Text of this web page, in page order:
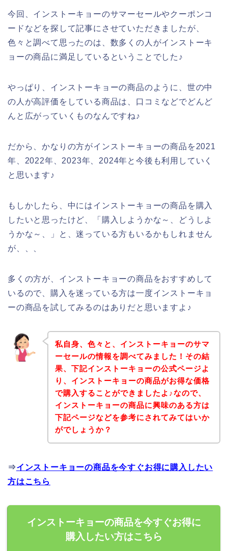
今回、インストーキョーのサマーセールやクーポンコ
ードなどを探して記事にさせていただきましたが、
色々と調べて思ったのは、数多くの人がインストーキ
ョーの商品に満足しているということでした♪
やっぱり、インストーキョーの商品のように、世の中
の人が高評価をしている商品は、口コミなどでどんど
んと広がっていくものなんですね♪
だから、かなりの方がインストーキョーの商品を2021
年、2022年、2023年、2024年と今後も利用していく
と思います♪
もしかしたら、中にはインストーキョーの商品を購入
したいと思ったけど、「購入しようかな～、どうしよ
うかな～、」と、迷っている方もいるかもしれません
が、、、
多くの方が、インストーキョーの商品をおすすめして
いるので、購入を迷っている方は一度インストーキョ
ーの商品を試してみるのはありだと思いますよ♪
私自身、色々と、インストーキョーのサマ
ーセールの情報を調べてみました！その結
果、下記インストーキョーの公式ページよ
り、インストーキョーの商品がお得な価格
で購入することができましたよ♪なので、
インストーキョーの商品に興味のある方は
下記ページなどを参考にされてみてはいか
がでしょうか？
⇒インストーキョーの商品を今すぐお得に購入したい
方はこちら
インストーキョーの商品を今すぐお得に
購入したい方はこちら